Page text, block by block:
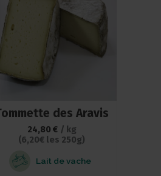
des Aravis
24,80 € / kg
(6,20€ les 250g)
Lait de vache